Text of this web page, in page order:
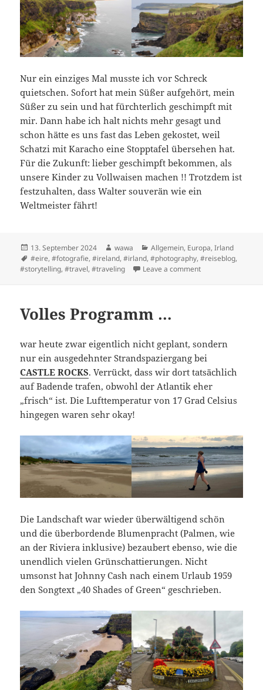
Nur ein einziges Mal musste ich vor Schreck
quietschen. Sofort hat mein Süßer aufgehört, mein
Süßer zu sein und hat fürchterlich geschimpft mit
mir. Dann habe ich halt nichts mehr gesagt und
schon hätte es uns fast das Leben gekostet, weil
Schatzi mit Karacho eine Stopptafel übersehen hat.
Für die Zukunft: lieber geschimpft bekommen, als
unsere Kinder zu Vollwaisen machen !! Trotzdem ist
festzuhalten, dass Walter souverän wie ein
Weltmeister fährt!
Posted
on
13. September 2024 Author
wawa Categories
Allgemein, Europa,Irland
Tags
#eire,#fotografie,#ireland,#irland,#photography,#reiseblog,
#storytelling,#travel,#traveling Leave a commenton Cheerio, meine
Volles Programm …
war heute zwar eigentlich nicht geplant, sondern
nur ein ausgedehnter Strandspaziergang bei
CASTLE ROCKS. Verrückt, dass wir dort tatsächlich
auf Badende trafen, obwohl der Atlantik eher
„frisch“ ist. Die Lufttemperatur von 17 Grad Celsius
hingegen waren sehr okay!
Die Landschaft war wieder überwältigend schön
und die überbordende Blumenpracht (Palmen, wie
an der Riviera inklusive) bezaubert ebenso, wie die
unendlich vielen Grünschattierungen. Nicht
umsonst hat Johnny Cash nach einem Urlaub 1959
den Songtext „40 Shades of Green“ geschrieben.